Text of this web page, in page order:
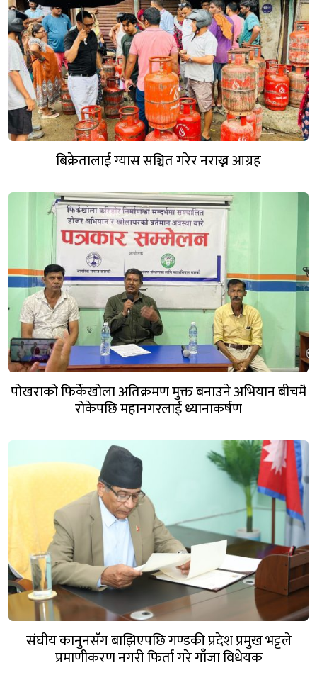
बिक्रेतालाई ग्यास सञ्चित गरेर नराख्न आग्रह
पोखराको फिर्केखोला अतिक्रमण मुक्त बनाउने अभियान बीचमै
रोकेपछि महानगरलाई ध्यानाकर्षण
संघीय कानुनसँग बाझिएपछि गण्डकी प्रदेश प्रमुख भट्टले
प्रमाणीकरण नगरी फिर्ता गरे गाँजा विधेयक